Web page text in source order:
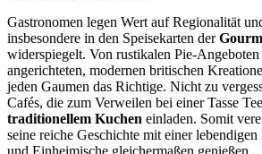
Gastronomen legen Wert auf Regionalität
insbesondere in den Speisekarten der
widerspiegelt. Von rustikalen Pie-
angerichteten, modernen britischen
jeden Gaumen das Richtige. Nicht zu
Cafés, die zum Verweilen bei einer Tasse
traditionellem Kuchen einladen. Somit
seine reiche Geschichte mit einer
und Einheimische gleichermaßen genießen.